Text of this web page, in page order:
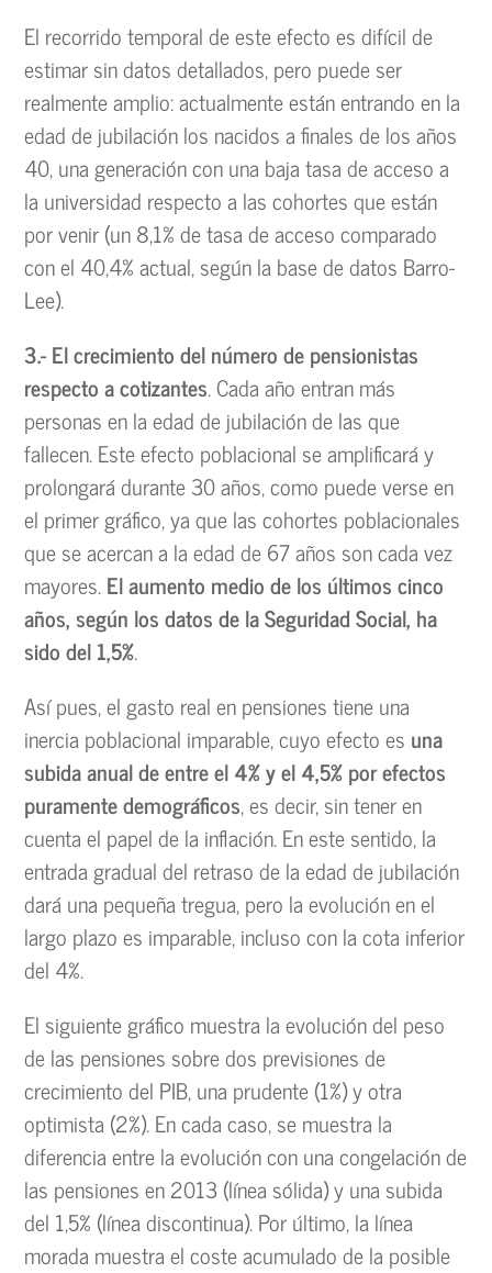
El recorrido temporal de este efecto es difícil de
estimar sin datos detallados, pero puede ser
realmente amplio: actualmente están entrando en la
edad de jubilación los nacidos a finales de los años
40, una generación con una baja tasa de acceso a
la universidad respecto a las cohortes que están
por venir (un 8,1% de tasa de acceso comparado
con el 40,4% actual, según la base de datos Barro-
Lee).
3.- El crecimiento del número de pensionistas
respecto a cotizantes. Cada año entran más
personas en la edad de jubilación de las que
fallecen. Este efecto poblacional se amplificará y
prolongará durante 30 años, como puede verse en
el primer gráfico, ya que las cohortes poblacionales
que se acercan a la edad de 67 años son cada vez
mayores.El aumento medio de los últimos cinco
años, según los datos de la Seguridad Social, ha
sido del 1,5%.
Así pues, el gasto real en pensiones tiene una
inercia poblacional imparable, cuyo efecto es una
subida anual de entre el 4% y el 4,5% por efectos
puramente demográficos, es decir, sin tener en
cuenta el papel de la inflación. En este sentido, la
entrada gradual del retraso de la edad de jubilación
dará una pequeña tregua, pero la evolución en el
largo plazo es imparable, incluso con la cota inferior
del 4%.
El siguiente gráfico muestra la evolución del peso
de las pensiones sobre dos previsiones de
crecimiento del PIB, una prudente (1%) y otra
optimista (2%). En cada caso, se muestra la
diferencia entre la evolución con una congelación de
las pensiones en 2013 (línea sólida) y una subida
del 1,5% (línea discontinua). Por último, la línea
morada muestra el coste acumulado de la posible